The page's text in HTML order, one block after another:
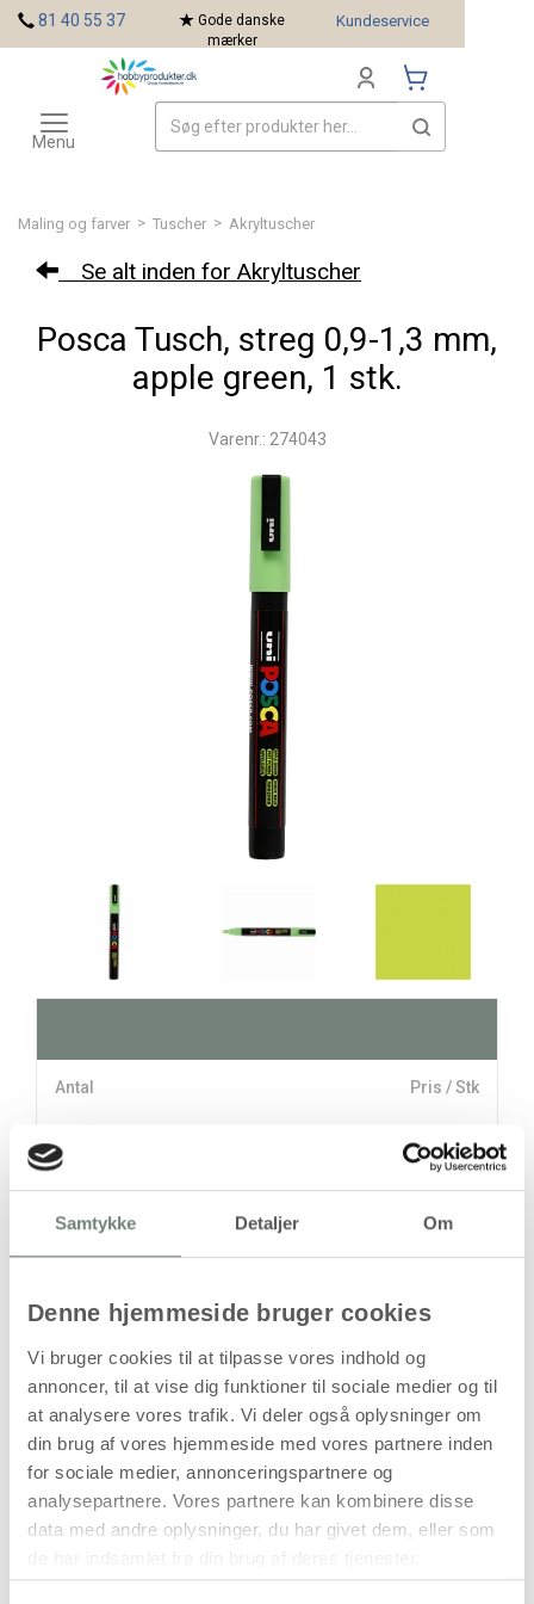
Samtykke Detaljer Om
Denne hjemmeside bruger cookies
Vi bruger cookies til at tilpasse vores indhold og
annoncer, til at vise dig funktioner til sociale medier og til
at analysere vores trafik. Vi deler også oplysninger om
din brug af vores hjemmeside med vores partnere inden
for sociale medier, annonceringspartnere og
analysepartnere. Vores partnere kan kombinere disse
data med andre oplysninger, du har givet dem, eller som
Maling og farver > Tuscher > Akryltuscher
Se alt inden for Akryltuscher
Posca Tusch, streg 0,9-1,3 mm,
apple green, 1 stk.
Varenr.: 274043
Antal Pris / Stk
1 stk 47,94 kr.
Leveringsomkostninger
Læg i kurven
Din bestilling er først bindende,
når vi har bekræftet din ordre.
81 40 55 37
Gode danske
mærker
Kundeservice
Toggle
navigation
Menu
Mærker